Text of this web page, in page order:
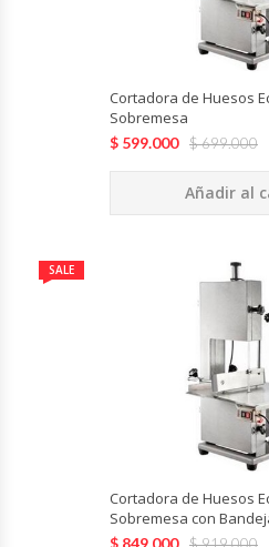
Dispensadores De Salsas
Embutidoras
Estanterías Y Repisas
Expendedoras De Jugo
Exprimidoras De Cítricos
Fabricadoras De Hielo
Cortadora de Huesos
Sobremesa
$699.000
$ 599.000
Añadir al
SALE
Cortadora de Huesos
Sobremesa con
$ 849.000